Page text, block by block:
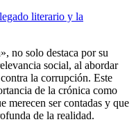
literario y la
no solo destaca por su
social, al abordar
la corrupción. Este
de la crónica como
merecen ser contadas y que
de la realidad.